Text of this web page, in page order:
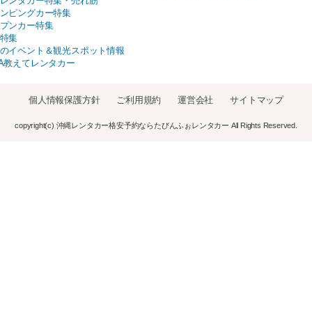
ピングカー特集
ンカー特集
集
イベント＆観光スポット情報
教えてレンタカー
個人情報保護方針 ご利用規約 運営会社 サイトマップ
copyright(c) 沖縄レンタカー格安予約ならたびんふぉレンタカー All Rights Reserved.